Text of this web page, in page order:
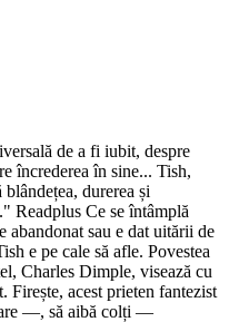
de a fi iubit, despre
încrederea în sine... Tish,
durerea și
Readplus Ce se întâmplă
abandonat sau e dat uitării de
e pe cale să afle. Povestea
Charles Dimple, visează cu
Firește, acest prieten fantezist
—, să aibă colți —